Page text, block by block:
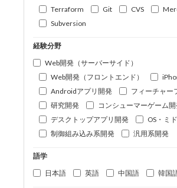
Terraform
Git CVS
Subversion
経験分野
Web開発（サーバーサイド）
Web開発（フロントエンド）
Androidアプリ開発
フィーチャー
研究開発
コンシューマーゲーム開
デスクトップアプリ開発
OS・ミ
制御組み込み系開発
汎用系開発
語学
日本語
英語 中国語 韓国